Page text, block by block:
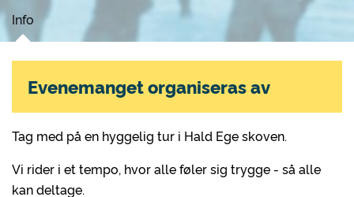
Info
Tag med på en hyggelig tur i Hald Ege skoven.
Vi rider i et tempo, hvor alle føler sig trygge - så alle
kan deltage.
Evenemanget organiseras av